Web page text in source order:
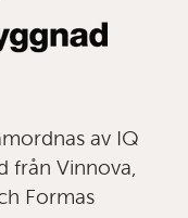
av IQ
från Vinnova,
Formas